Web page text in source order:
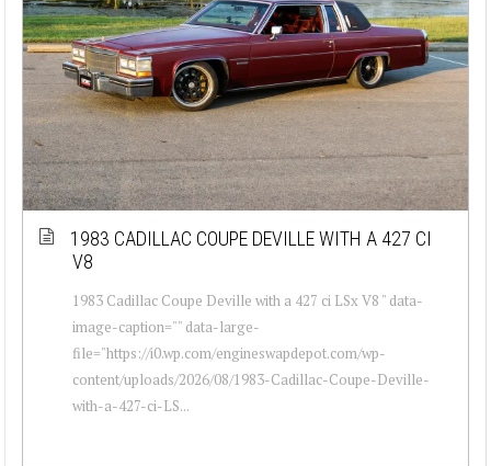
1983 CADILLAC COUPE DEVILLE WITH A 427 CI
V8
1983 Cadillac Coupe Deville with a 427 ci LSx V8 " data-
image-caption="" data-large-
file="https://i0.wp.com/engineswapdepot.com/wp-
content/uploads/2026/08/1983-Cadillac-Coupe-Deville-
with-a-427-ci-LS...